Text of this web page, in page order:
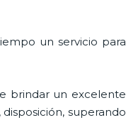
un servicio para
brindar un excelente
superando